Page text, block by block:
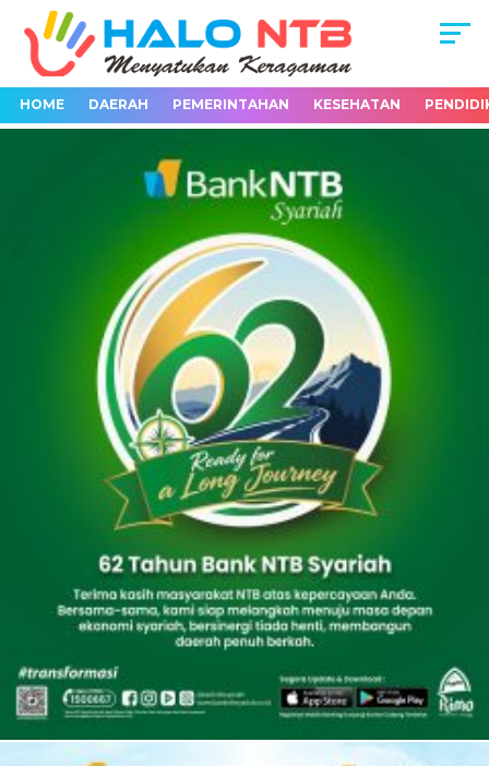
HOME DAERAH PEMERINTAHAN KESEHATAN